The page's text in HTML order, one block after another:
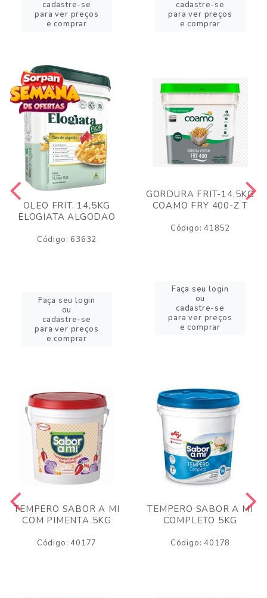
cadastre-se
para ver preços
e comprar
cadastre-se
para ver preços
e comprar
OLEO FRIT. 14,5KG
ELOGIATA ALGODAO
Código: 63632
Faça seu login
ou
cadastre-se
para ver preços
e comprar
GORDURA FRIT-14,5KG
COAMO FRY 400-Z T
Código: 41852
Faça seu login
ou
cadastre-se
para ver preços
e comprar
TEMPERO SABOR A MI
COM PIMENTA 5KG
Código: 40177
TEMPERO SABOR A MI
COMPLETO 5KG
Código: 40178